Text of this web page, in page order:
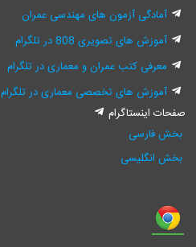
آمادگی آزمون های مهندسی عمران
آموزش های تصویری 808 در تلگرام
معرفی کتب عمران و معماری در تلگرام
آموزش های تخصصی معماری در تلگرام
صفحات اینستاگرام
بخش فارسی
بخش انگلیسی